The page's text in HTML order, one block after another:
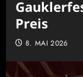
Preis
8. MAI 2026